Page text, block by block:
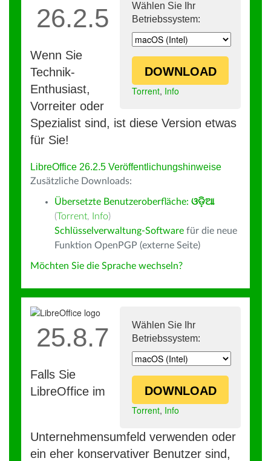
Wählen Sie Ihr
Betriebssystem:
DOWNLOAD
Torrent, Info
26.2.5
Wenn Sie
Technik-
Enthusiast,
Vorreiter oder
Spezialist sind, ist diese Version etwas
für Sie!
LibreOffice 26.2.5 Veröffentlichungshinweise
Zusätzliche Downloads:
Übersetzte Benutzeroberfläche: ଓଡ଼ିଆ
(Torrent, Info)
Schlüsselverwaltung-Software für die neue
Funktion OpenPGP (externe Seite)
Möchten Sie die Sprache wechseln?
Wählen Sie Ihr
Betriebssystem:
DOWNLOAD
Torrent, Info
25.8.7
Falls Sie
LibreOffice im
Unternehmensumfeld verwenden oder
ein eher konservativer Benutzer sind,